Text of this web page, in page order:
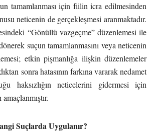
tamamlanması için fiilin icra edilmesinden
neticenin de gerçekleşmesi aranmaktadır.
“Gönüllü vazgeçme” düzenlemesi ile
suçun tamamlanmasını veya neticenin
etkin pişmanlığa ilişkin düzenlemeler
sonra hatasının farkına vararak nedamet
haksızlığın neticelerini gidermesi için
Suçlarda Uygulanır?